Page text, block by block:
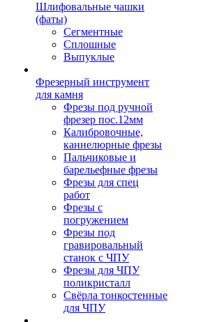
Шлифовальные чашки
(фаты)
Сегментные
Сплошные
Выпуклые
Фрезерный инструмент
для камня
Фрезы под ручной
фрезер пос.12мм
Калибровочные,
каннелюрные фрезы
Пальчиковые и
барельефные фрезы
Фрезы для спец
работ
Фрезы с
погружением
Фрезы под
гравировальный
станок с ЧПУ
Фрезы для ЧПУ
поликристалл
Свёрла тонкостенные
для ЧПУ